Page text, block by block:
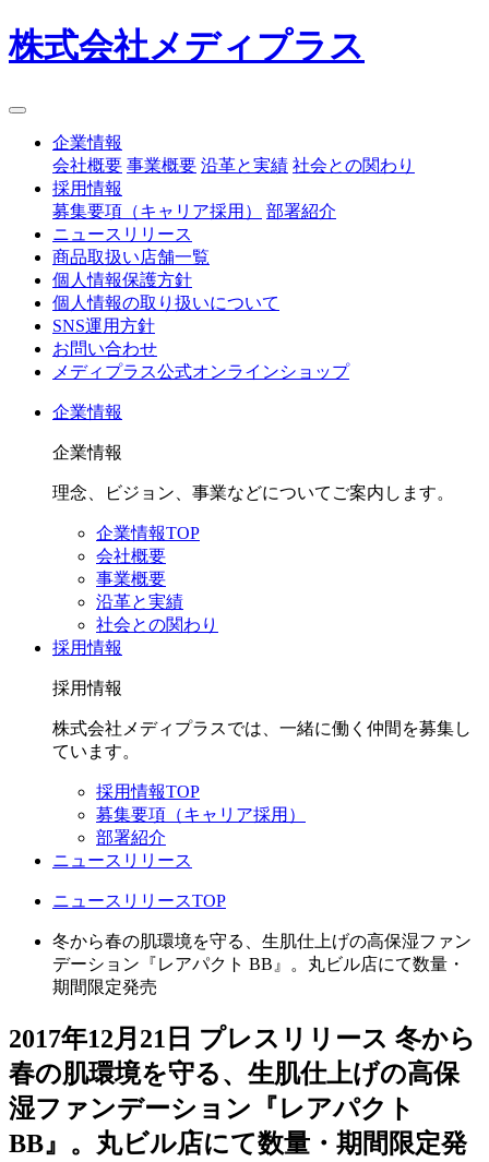
株式会社メディプラス
企業情報
会社概要 事業概要 沿革と実績 社会との関わり
採用情報
募集要項（キャリア採用）
部署紹介
ニュースリリース
商品取扱い店舗一覧
個人情報保護方針
個人情報の取り扱いについて
SNS運用方針
お問い合わせ
メディプラス公式オンラインショップ
企業情報
企業情報
理念、ビジョン、事業などについてご案内します。
企業情報TOP
会社概要
事業概要
沿革と実績
社会との関わり
採用情報
採用情報
株式会社メディプラスでは、一緒に働く仲間を募集し
ています。
採用情報TOP
募集要項（キャリア採用）
部署紹介
ニュースリリース
ニュースリリースTOP
冬から春の肌環境を守る、生肌仕上げの高保湿ファン
デーション『レアパクト BB』。丸ビル店にて数量・
期間限定発売
2017年12月21日 プレスリリース 冬から
春の肌環境を守る、生肌仕上げの高保
湿ファンデーション『レアパクト
BB』。丸ビル店にて数量・期間限定発